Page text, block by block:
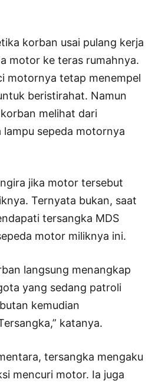
korban usai pulang kerja
motor ke teras rumahnya.
motornya tetap menempel
beristirahat. Namun
melihat dari
lampu sepeda motornya
jika motor tersebut
Ternyata bukan, saat
tersangka MDS
motor miliknya ini.
langsung menangkap
yang sedang patroli
kemudian
katanya.
tersangka mengaku
mencuri motor. Ia juga